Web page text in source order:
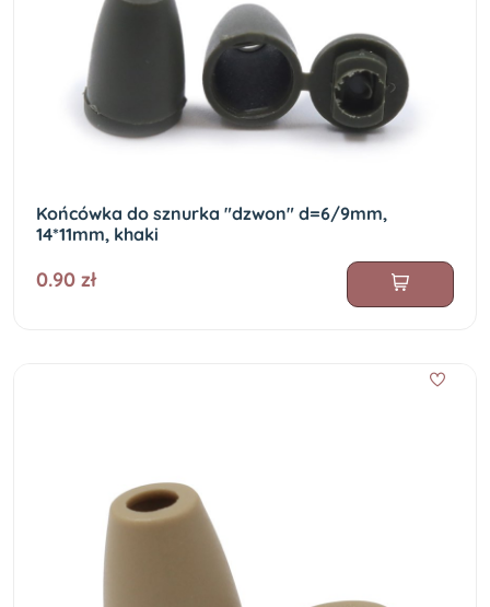
Końcówka do sznurka "dzwon" d=6/9mm,
14*11mm, khaki
0.90 zł